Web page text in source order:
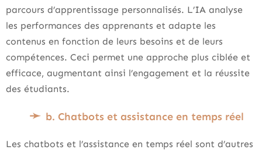
parcours d’apprentissage personnalisés. L’IA analyse
les performances des apprenants et adapte les
contenus en fonction de leurs besoins et de leurs
compétences. Ceci permet une approche plus ciblée et
efficace, augmentant ainsi l’engagement et la réussite
des étudiants.
b. Chatbots et assistance en temps réel
Les chatbots et l’assistance en temps réel sont d’autres